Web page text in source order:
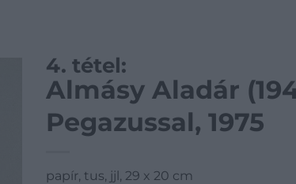
4. tétel:
Almásy Aladár
Pegazussal, 1975
papír, tus, jjl, 29 x 20 cm